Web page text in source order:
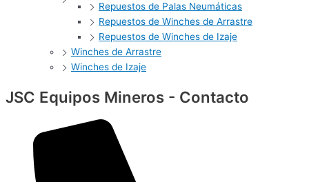
Repuestos de Palas Neumáticas
Repuestos de Winches de Arrastre
Repuestos de Winches de Izaje
Winches de Arrastre
Winches de Izaje
JSC Equipos Mineros - Contacto